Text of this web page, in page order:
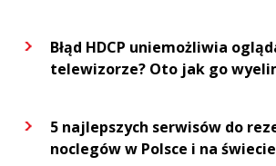
Błąd HDCP uniemożliwia
telewizorze? Oto jak go
5 najlepszych serwisów do
noclegów w Polsce i na świecie